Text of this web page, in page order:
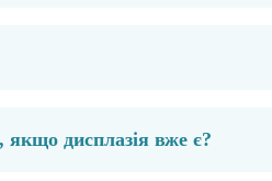
дисплазія вже є?